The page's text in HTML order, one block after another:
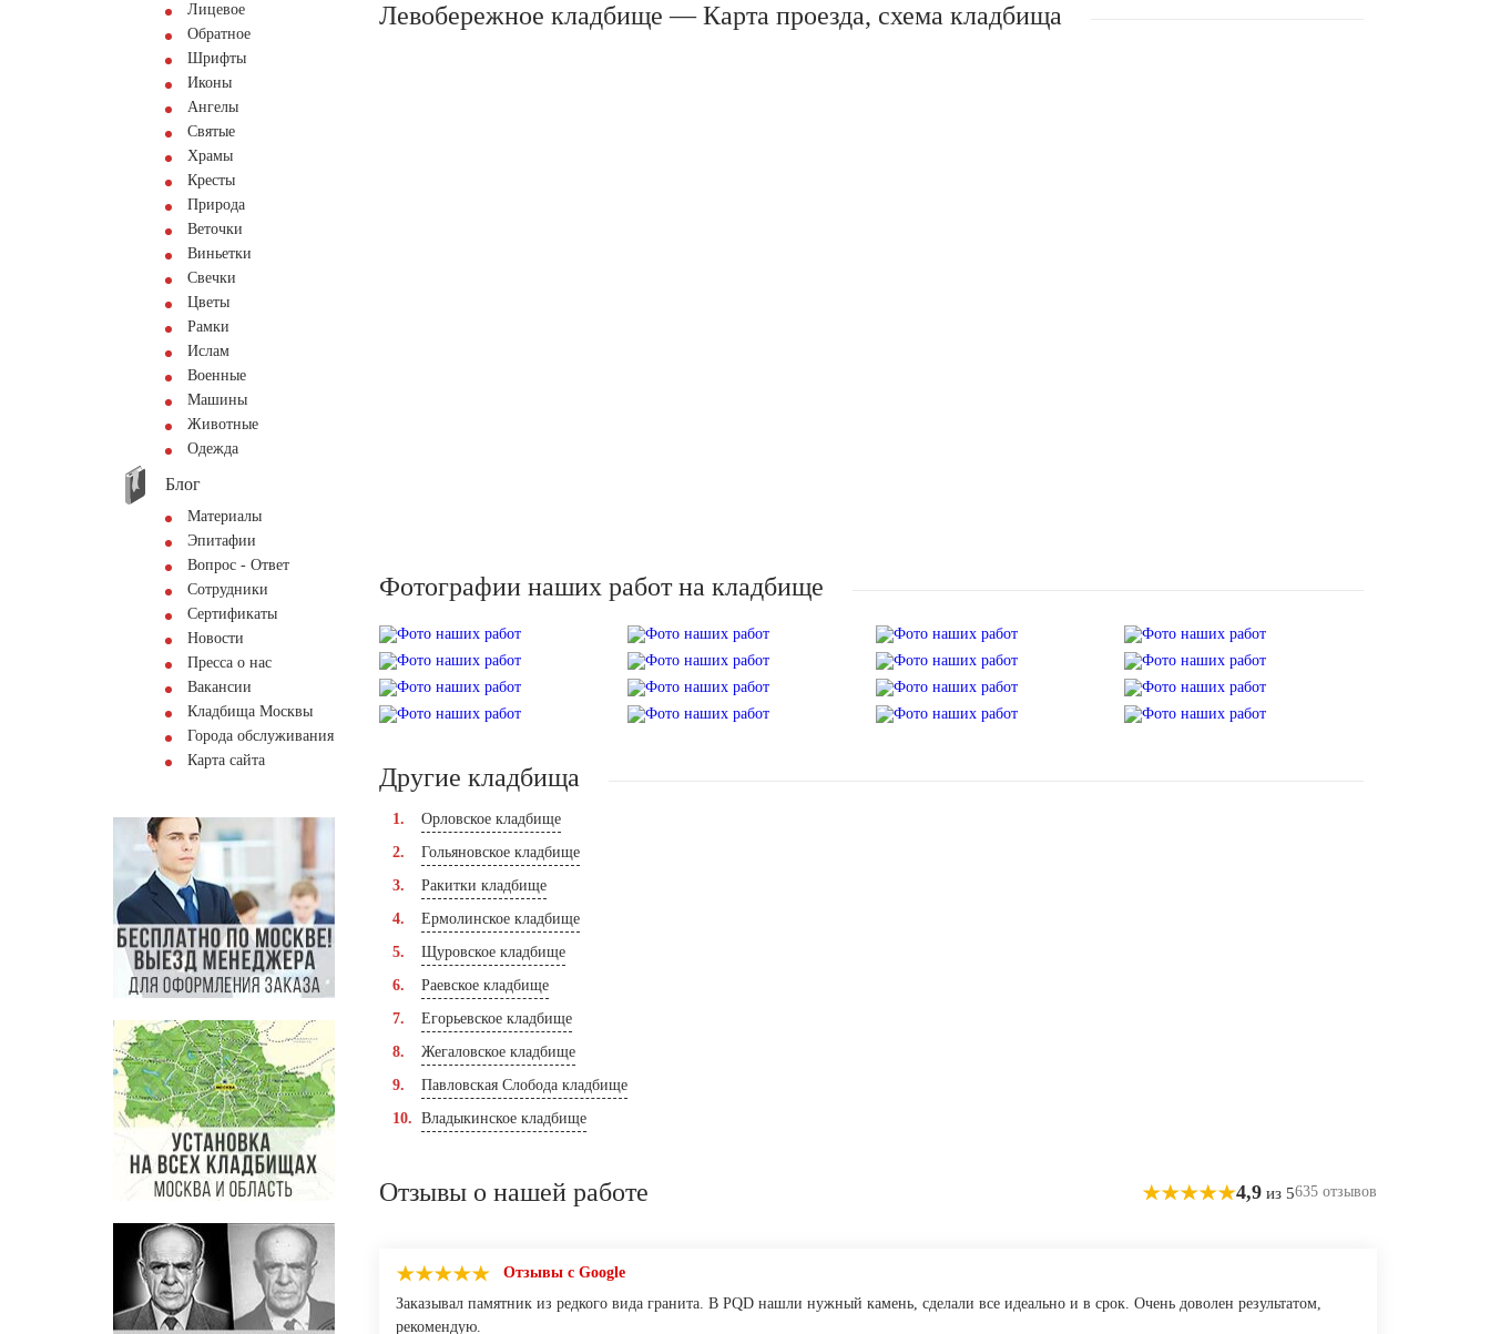
Лицевое
Обратное
Шрифты
Иконы
Ангелы
Святые
Храмы
Кресты
Природа
Веточки
Виньетки
Свечки
Цветы
Рамки
Ислам
Военные
Машины
Животные
Одежда
Блог
Материалы
Эпитафии
Вопрос - Ответ
Сотрудники
Сертификаты
Новости
Пресса о нас
Вакансии
Кладбища Москвы
Города обслуживания
Карта сайта
Левобережное кладбище — Карта проезда, схема кладбища
Фотографии наших работ на кладбище
Другие кладбища
Орловское кладбище
Гольяновское кладбище
Ракитки кладбище
Ермолинское кладбище
Щуровское кладбище
Раевское кладбище
Егорьевское кладбище
Жегаловское кладбище
Павловская Слобода кладбище
Владыкинское кладбище
Отзывы о нашей работе 4,9 из 5635 отзывов
Отзывы с Google
Заказывал памятник из редкого вида гранита. В PQD нашли нужный камень, сделали все идеально и в срок. Очень доволен результатом,
рекомендую.